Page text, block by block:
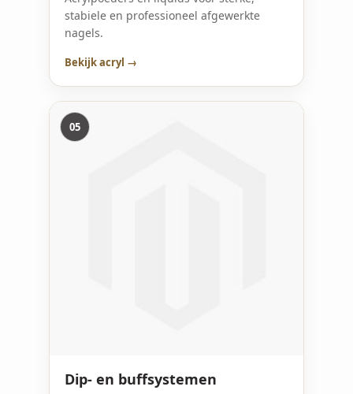
stabiele en professioneel afgewerkte
nagels.
Bekijk acryl →
05
Dip- en buffsystemen